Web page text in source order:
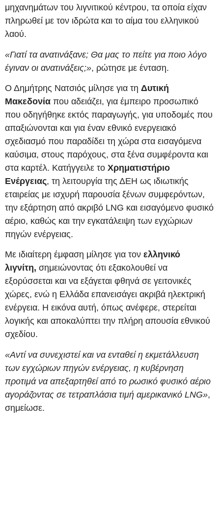
μηχανημάτων του λιγνιτικού κέντρου, τα οποία είχαν
πληρωθεί με τον ιδρώτα και το αίμα του ελληνικού
λαού.
«Γιατί τα ανατινάξανε; Θα μας το πείτε για ποιο λόγο
έγιναν οι ανατινάξεις;», ρώτησε με ένταση.
Ο Δημήτρης Νατσιός μίλησε για τη Δυτική
Μακεδονία που αδειάζει, για έμπειρο προσωπικό
που οδηγήθηκε εκτός παραγωγής, για υποδομές που
απαξιώνονται και για έναν εθνικό ενεργειακό
σχεδιασμό που παραδίδει τη χώρα στα εισαγόμενα
καύσιμα, στους παρόχους, στα ξένα συμφέροντα και
στα καρτέλ. Κατήγγειλε το Χρηματιστήριο
Ενέργειας, τη λειτουργία της ΔΕΗ ως ιδιωτικής
εταιρείας με ισχυρή παρουσία ξένων συμφερόντων,
την εξάρτηση από ακριβό LNG και εισαγόμενο φυσικό
αέριο, καθώς και την εγκατάλειψη των εγχώριων
πηγών ενέργειας.
Με ιδιαίτερη έμφαση μίλησε για τον ελληνικό
λιγνίτη, σημειώνοντας ότι εξακολουθεί να
εξορύσσεται και να εξάγεται φθηνά σε γειτονικές
χώρες, ενώ η Ελλάδα επανεισάγει ακριβά ηλεκτρική
ενέργεια. Η εικόνα αυτή, όπως ανέφερε, στερείται
λογικής και αποκαλύπτει την πλήρη απουσία εθνικού
σχεδίου.
«Αντί να συνεχιστεί και να ενταθεί η εκμετάλλευση
των εγχώριων πηγών ενέργειας, η κυβέρνηση
προτιμά να απεξαρτηθεί από το ρωσικό φυσικό αέριο
αγοράζοντας σε τετραπλάσια τιμή αμερικανικό LNG»,
σημείωσε.